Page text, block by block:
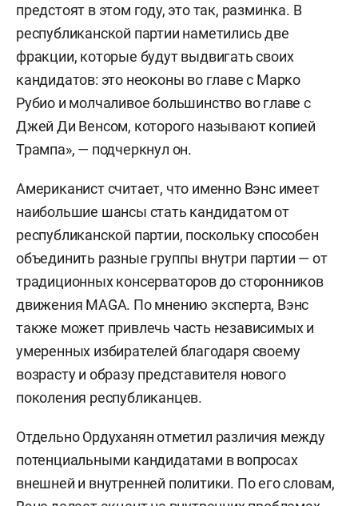
предстоят в этом году, это так, разминка. В
республиканской партии наметились две
фракции, которые будут выдвигать своих
кандидатов: это неоконы во главе с Марко
Рубио и молчаливое большинство во главе с
Джей Ди Венсом, которого называют копией
Трампа», — подчеркнул он.
Американист считает, что именно Вэнс имеет
наибольшие шансы стать кандидатом от
республиканской партии, поскольку способен
объединить разные группы внутри партии — от
традиционных консерваторов до сторонников
движения MAGA. По мнению эксперта, Вэнс
также может привлечь часть независимых и
умеренных избирателей благодаря своему
возрасту и образу представителя нового
поколения республиканцев.
Отдельно Ордуханян отметил различия между
потенциальными кандидатами в вопросах
внешней и внутренней политики. По его словам,